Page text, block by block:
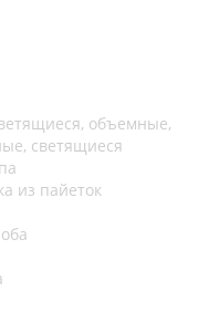
объемные,
светящиеся
из пайеток